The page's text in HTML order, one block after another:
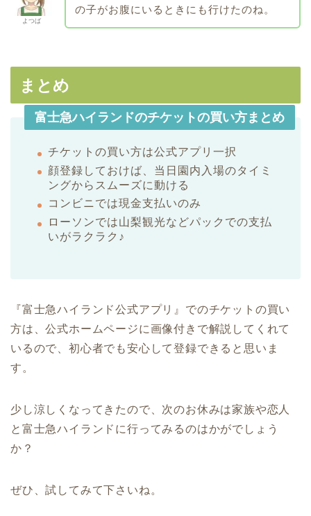
よつば
の子がお腹にいるときにも行けたのね。
まとめ
富士急ハイランドのチケットの買い方まとめ
チケットの買い方は公式アプリ一択
顔登録しておけば、当日園内入場のタイミ
ングからスムーズに動ける
コンビニでは現金支払いのみ
ローソンでは山梨観光などパックでの支払
いがラクラク♪
『富士急ハイランド公式アプリ』でのチケットの買い
方は、公式ホームページに画像付きで解説してくれて
いるので、初心者でも安心して登録できると思いま
す。
少し涼しくなってきたので、次のお休みは家族や恋人
と富士急ハイランドに行ってみるのはかがでしょう
か？
ぜひ、試してみて下さいね。